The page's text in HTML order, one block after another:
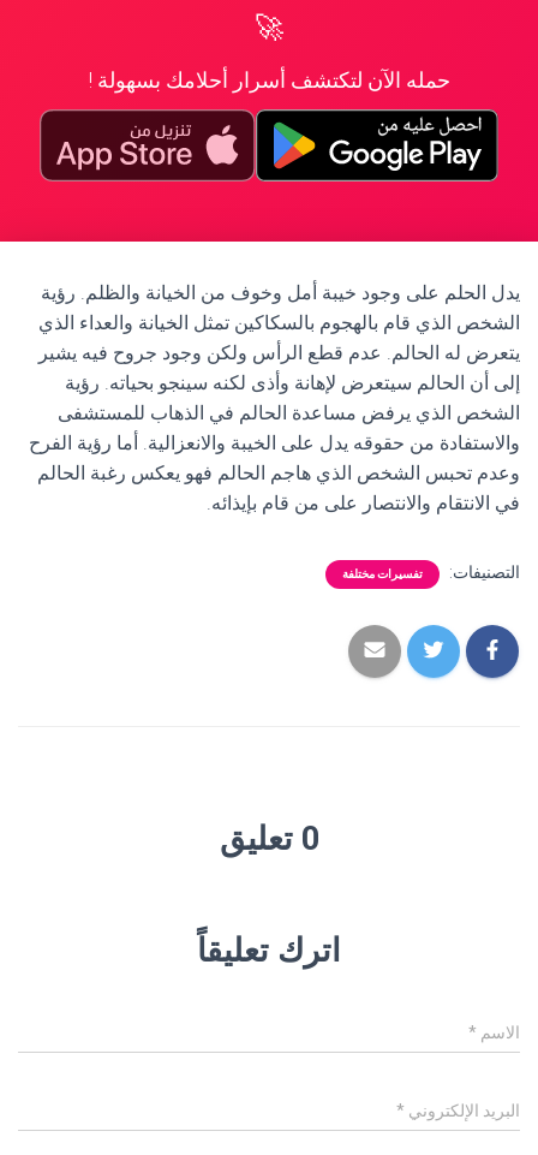
🚀
حمله الآن لتكتشف أسرار أحلامك بسهولة !
يدل الحلم على وجود خيبة أمل وخوف من الخيانة والظلم. رؤية
الشخص الذي قام بالهجوم بالسكاكين تمثل الخيانة والعداء الذي
يتعرض له الحالم. عدم قطع الرأس ولكن وجود جروح فيه يشير
إلى أن الحالم سيتعرض لإهانة وأذى لكنه سينجو بحياته. رؤية
الشخص الذي يرفض مساعدة الحالم في الذهاب للمستشفى
والاستفادة من حقوقه يدل على الخيبة والانعزالية. أما رؤية الفرح
وعدم تحبس الشخص الذي هاجم الحالم فهو يعكس رغبة الحالم
في الانتقام والانتصار على من قام بإيذائه.
التصنيفات: تفسيرات مختلفة
0 تعليق
اترك تعليقاً
الاسم *
البريد الإلكتروني *